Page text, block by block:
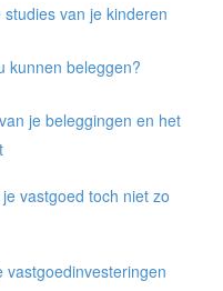
van je kinderen
kunnen beleggen?
je beleggingen en het
vastgoed toch niet zo
vastgoedinvesteringen